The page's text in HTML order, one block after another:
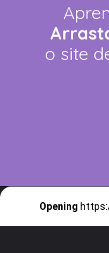
o site
Opening